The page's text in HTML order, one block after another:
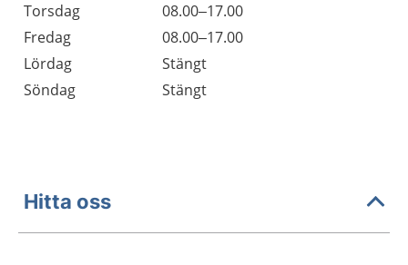
Torsdag
08.00–17.00
Fredag
08.00–17.00
Lördag
Stängt
Söndag
Stängt
Hitta oss